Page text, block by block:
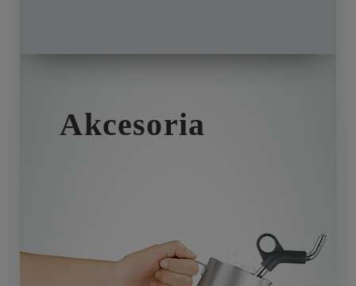
Akcesoria